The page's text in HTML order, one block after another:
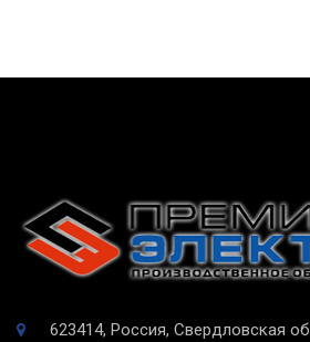
623414, Россия, Свердловская